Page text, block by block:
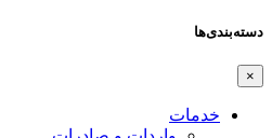
دسته‌بندی‌ها
×
خدمات